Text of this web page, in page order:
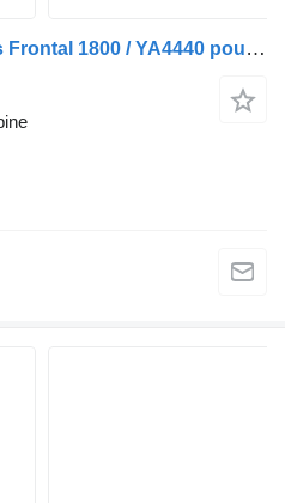
DAF YA444 Pára-choques Frontal 1800 / YA4440 pour camion DAF